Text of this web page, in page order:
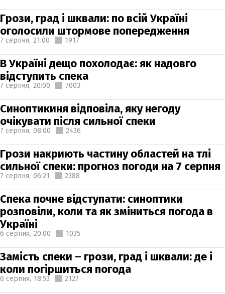
Грози, град і шквали: по всій Україні
оголосили штормове попередження
7 серпня, 21:00 1917
В Україні дещо похолодає: як надовго
відступить спека
7 серпня, 20:00 7003
Синоптикиня відповіла, яку негоду
очікувати після сильної спеки
7 серпня, 08:00 2436
Грози накриють частину областей на тлі
сильної спеки: прогноз погоди на 7 серпня
7 серпня, 06:21 2388
Спека почне відступати: синоптики
розповіли, коли та як зміниться погода в
Україні
6 серпня, 20:00 1035
Замість спеки – грози, град і шквали: де і
коли погіршиться погода
6 серпня, 18:53 2127